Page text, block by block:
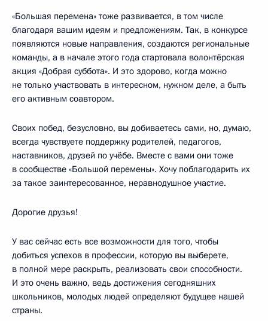
«Большая перемена» тоже развивается, в том числе
благодаря вашим идеям и предложениям. Так, в конкурсе
появляются новые направления, создаются региональные
команды, а в начале этого года стартовала волонтёрская
акция «Добрая суббота». И это здорово, когда можно
не только участвовать в интересном, нужном деле, а быть
его активным соавтором.
Своих побед, безусловно, вы добиваетесь сами, но, думаю,
всегда чувствуете поддержку родителей, педагогов,
наставников, друзей по учёбе. Вместе с вами они тоже
в сообществе «Большой перемены». Хочу поблагодарить их
за такое заинтересованное, неравнодушное участие.
Дорогие друзья!
У вас сейчас есть все возможности для того, чтобы
добиться успехов в профессии, которую вы выберете,
в полной мере раскрыть, реализовать свои способности.
И это очень важно, ведь достижения сегодняшних
школьников, молодых людей определяют будущее нашей
страны.